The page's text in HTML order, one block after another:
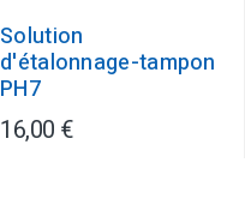
Solution
d'étalonnage-tampon
PH7
16,00 €